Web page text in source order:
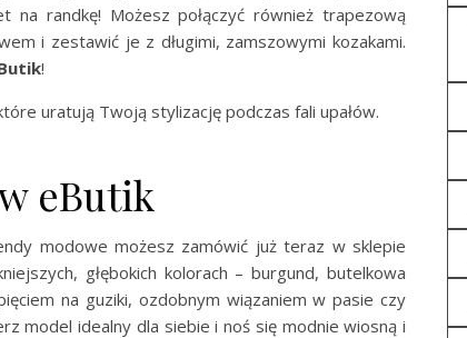
randkę! Możesz połączyć również trapezową
i zestawić je z długimi, zamszowymi kozakami.
!
uratują Twoją stylizację podczas fali upałów.
eButik
modowe możesz zamówić już teraz w sklepie
głębokich kolorach – burgund, butelkowa
na guziki, ozdobnym wiązaniem w pasie czy
model idealny dla siebie i noś się modnie wiosną i